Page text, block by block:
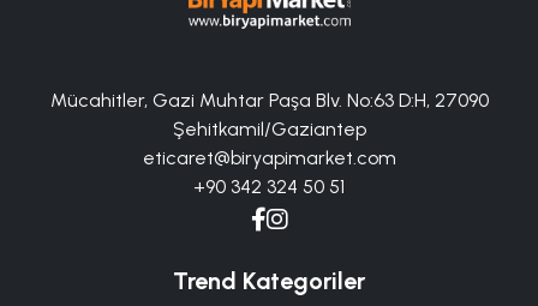
Mücahitler, Gazi Muhtar Paşa Blv. No:63 D:H, 27090
Şehitkamil/Gaziantep
eticaret@biryapimarket.com
+90 342 324 50 51
Trend Kategoriler